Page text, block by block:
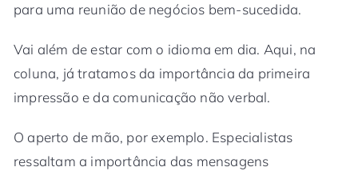
para uma reunião de negócios bem-sucedida.
Vai além de estar com o idioma em dia. Aqui, na
coluna, já tratamos da importância da primeira
impressão e da comunicação não verbal.
O aperto de mão, por exemplo. Especialistas
ressaltam a importância das mensagens